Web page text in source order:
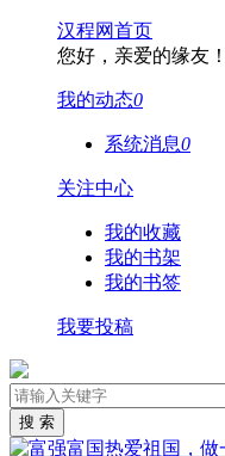
汉程网首页
您好，亲爱的缘友！
我的动态0
系统消息0
关注中心
我的收藏
我的书架
我的书签
我要投稿